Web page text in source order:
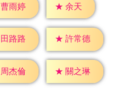
曹雨婷 ★ 余天
田路路 ★ 許常德
周杰倫 ★ 關之琳